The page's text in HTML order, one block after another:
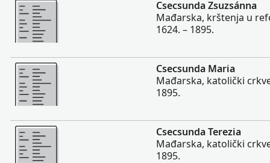
Csecsunda Zsuzsánna
Mađarska, krštenja u
1624. – 1895.
Više
Csecsunda Maria
Mađarska, katolički
1895.
Više
Csecsunda Terezia
Mađarska, katolički
1895.